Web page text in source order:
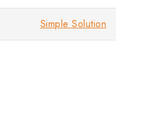
Simple Solution